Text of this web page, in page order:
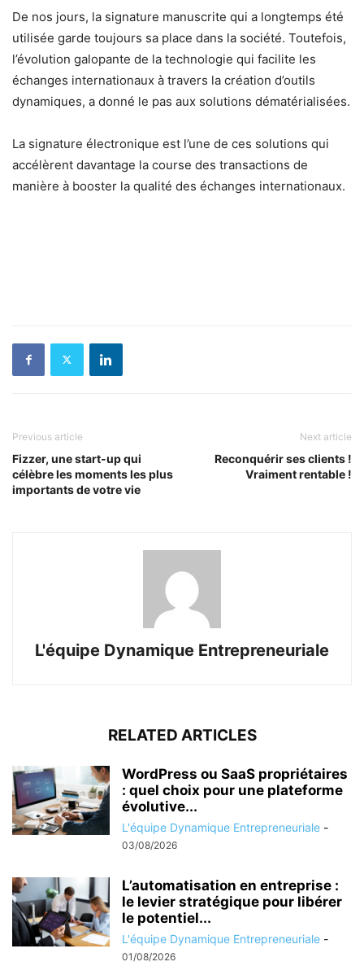
De nos jours, la signature manuscrite qui a longtemps été
utilisée garde toujours sa place dans la société. Toutefois,
l’évolution galopante de la technologie qui facilite les
échanges internationaux à travers la création d’outils
dynamiques, a donné le pas aux solutions dématérialisées.
La signature électronique est l’une de ces solutions qui
accélèrent davantage la course des transactions de
manière à booster la qualité des échanges internationaux.
Previous article
Fizzer, une start-up qui
célèbre les moments les plus
importants de votre vie
Next article
Reconquérir ses clients !
Vraiment rentable !
L'équipe Dynamique Entrepreneuriale
RELATED ARTICLES
WordPress ou SaaS propriétaires
: quel choix pour une plateforme
évolutive...
L'équipe Dynamique Entrepreneuriale -
03/08/2026
L’automatisation en entreprise :
le levier stratégique pour libérer
le potentiel...
L'équipe Dynamique Entrepreneuriale -
01/08/2026